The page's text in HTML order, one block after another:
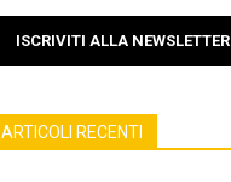
ISCRIVITI ALLA NEWSLETTER
ARTICOLI RECENTI